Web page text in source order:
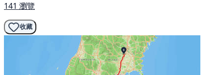
141 瀏覽
收藏